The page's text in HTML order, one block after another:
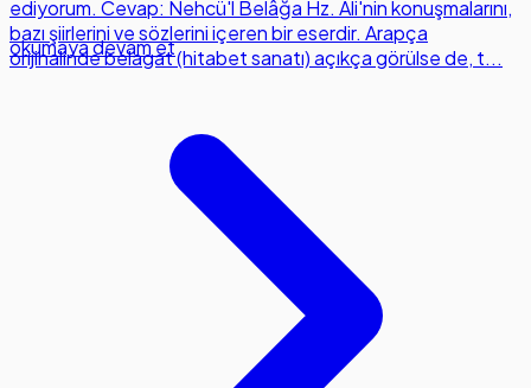
ediyorum. Cevap: Nehcü'l Belâğa Hz. Ali'nin konuşmalarını,
bazı şiirlerini ve sözlerini içeren bir eserdir. Arapça
orijinalinde belagat (hitabet sanatı) açıkça görülse de, t...
okumaya devam et